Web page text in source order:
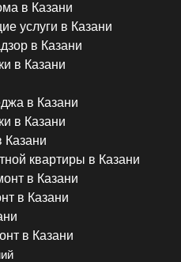
в Казани
услуги в Казани
в Казани
в Казани
в Казани
в Казани
Казани
квартиры в Казани
в Казани
в Казани
в Казани